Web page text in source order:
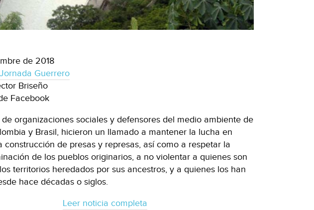
de 2018
Guerrero
Briseño
Facebook
de organizaciones sociales y defensores del medio ambiente de
y Brasil, hicieron un llamado a mantener la lucha en
construcción de presas y represas, así como a respetar la
de los pueblos originarios, a no violentar a quienes son
territorios heredados por sus ancestros, y a quienes los han
hace décadas o siglos.
Leer noticia completa